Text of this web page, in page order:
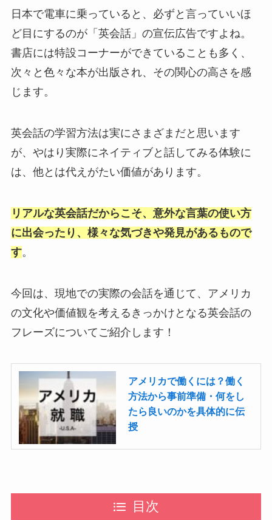
日本で電車に乗っていると、必ずと言っていいほ
ど目にするのが「英会話」の宣伝広告ですよね。
書店には特設コーナーができていることも多く、
次々と色々な本が出版され、その関心の高さを感
じます。
英会話の学習方法は実にさまざまだと思います
が、やはり実際にネイティブと話してみる体験に
は、他とは代えがたい価値があります。
リアルな英会話だからこそ、意外な言葉の使い方
に出会ったり、様々な気づきや発見があるもので
す。
今回は、現地での実際の会話を通じて、アメリカ
の文化や価値観を考えるきっかけとなる英会話の
フレーズについてご紹介します！
アメリカで働くには？働く
方法から事前準備・何をし
たら良いのかを具体的に伝
授
目次